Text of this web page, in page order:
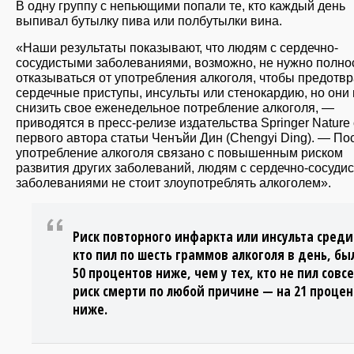
В одну группу с непьющими попали те, кто каждый день
выпивал бутылку пива или полбутылки вина.
«Наши результаты показывают, что людям с сердечно-
сосудистыми заболеваниями, возможно, не нужно
отказываться от употребления алкоголя, чтобы
сердечные приступы, инсульты или стенокардию, но они
снизить свое еженедельное потребление алкоголя, —
приводятся в пресс-релизе издательства Springer Nature
первого автора статьи Ченъйи Дин (Chengyi Ding). —
употребление алкоголя связано с повышенным риском
развития других заболеваний, людям с сердечно-
заболеваниями не стоит злоупотреблять алкоголем».
Риск повторного инфаркта или инсульта
кто пил по шесть граммов алкоголя в день,
50 процентов ниже, чем у тех, кто не пил
риск смерти по любой причине — на 21
ниже.